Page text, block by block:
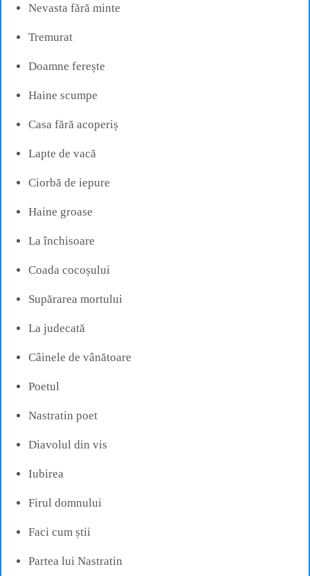
Nevasta fără minte
Tremurat
Doamne ferește
Haine scumpe
Casa fără acoperiș
Lapte de vacă
Ciorbă de iepure
Haine groase
La închisoare
Coada cocoșului
Supărarea mortului
La judecată
Câinele de vânătoare
Poetul
Nastratin poet
Diavolul din vis
Iubirea
Firul domnului
Faci cum știi
Partea lui Nastratin